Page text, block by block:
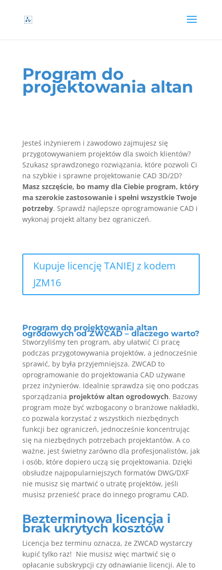
Program do
projektowania altan
Jesteś inżynierem i zawodowo zajmujesz się
przygotowywaniem projektów dla swoich klientów?
Szukasz sprawdzonego rozwiązania, które pozwoli Ci
na szybkie i sprawne projektowanie CAD 3D/2D?
Masz szczęście, bo mamy dla Ciebie program, który
ma szerokie zastosowanie i spełni wszystkie Twoje
potrzeby. Sprawdź najlepsze oprogramowanie CAD i
wykonaj projekt altany bez ograniczeń.
Kupuje licencję TANIEJ z kodem
JZM16
Program do projektowania altan
ogrodowych od ZWCAD – dlaczego warto?
Stworzyliśmy ten program, aby ułatwić Ci pracę
podczas przygotowywania projektów, a jednocześnie
sprawić, by była przyjemniejsza. ZWCAD to
oprogramowanie do projektowania CAD używane
przez inżynierów. Idealnie sprawdza się ono podczas
sporządzania projektów altan ogrodowych. Bazowy
program może być wzbogacony o branżowe nakładki,
co pozwala korzystać z wszystkich niezbędnych
funkcji bez ograniczeń, jednocześnie koncentrując
się na niezbędnych potrzebach projektantów. A co
ważne, jest świetny zarówno dla profesjonalistów, jak
i osób, które dopiero uczą się projektowania. Dzięki
obsłudze najpopularniejszych formatów DWG/DXF
nie musisz się martwić o utratę projektów, jeśli
musisz przenieść prace do innego programu CAD.
Bezterminowa licencja i
brak ukrytych kosztów
Licencja bez terminu oznacza, że ZWCAD wystarczy
kupić tylko raz! Nie musisz więc martwić się o
opłacanie subskrypcji czy odnawianie licencji. Ale to